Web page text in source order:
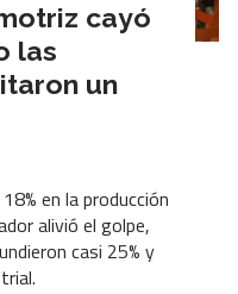
cayó
las
un
en la producción
alivió el golpe,
casi 25% y